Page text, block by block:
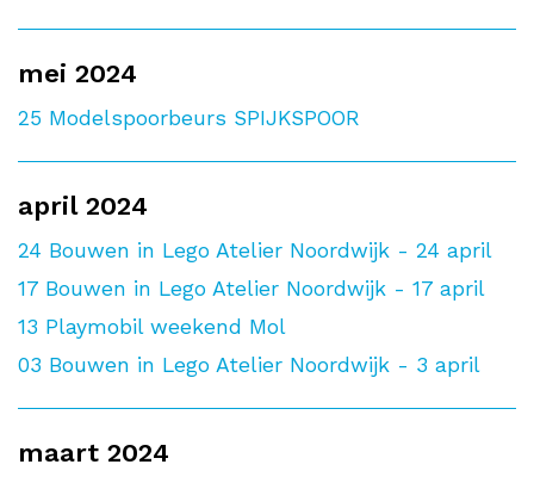
mei 2024
25 Modelspoorbeurs SPIJKSPOOR
april 2024
24 Bouwen in Lego Atelier Noordwijk - 24 april
17 Bouwen in Lego Atelier Noordwijk - 17 april
13 Playmobil weekend Mol
03 Bouwen in Lego Atelier Noordwijk - 3 april
maart 2024